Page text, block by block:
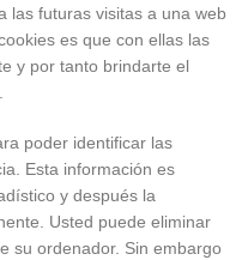
las futuras visitas a una web
es que con ellas las
y por tanto brindarte el
poder identificar las
Esta información es
y después la
Usted puede eliminar
su ordenador. Sin embargo